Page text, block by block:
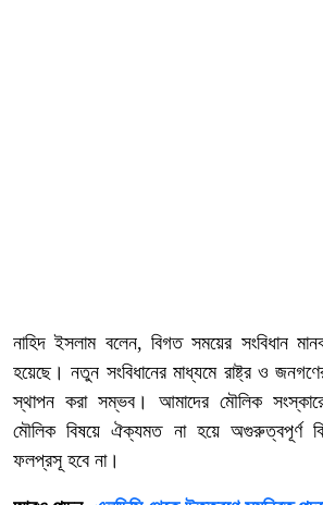
নাহিদ ইসলাম বলেন, বিগত সময়ের সংবিধান
হয়েছে। নতুন সংবিধানের মাধ্যমে রাষ্ট্র ও
স্থাপন করা সম্ভব। আমাদের মৌলিক
মৌলিক বিষয়ে ঐক্যমত না হয়ে অগুরুত্বপূর্ণ
ফলপ্রসূ হবে না।